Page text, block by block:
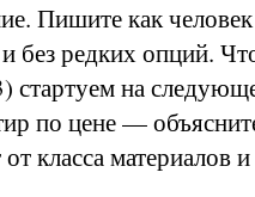
Пишите как
редких опций.
стартуем на
по цене —
класса материалов